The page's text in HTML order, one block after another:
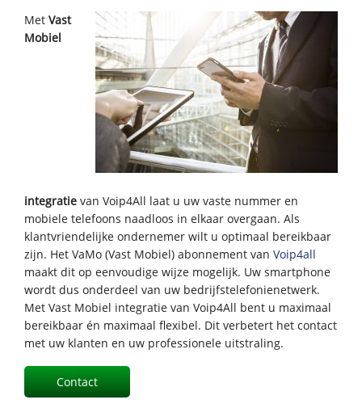
Met Vast
Mobiel
integratie van Voip4All laat u uw vaste nummer en
mobiele telefoons naadloos in elkaar overgaan. Als
klantvriendelijke ondernemer wilt u optimaal bereikbaar
zijn. Het VaMo (Vast Mobiel) abonnement van Voip4all
maakt dit op eenvoudige wijze mogelijk. Uw smartphone
wordt dus onderdeel van uw bedrijfstelefonienetwerk.
Met Vast Mobiel integratie van Voip4All bent u maximaal
bereikbaar én maximaal flexibel. Dit verbetert het contact
met uw klanten en uw professionele uitstraling.
Contact